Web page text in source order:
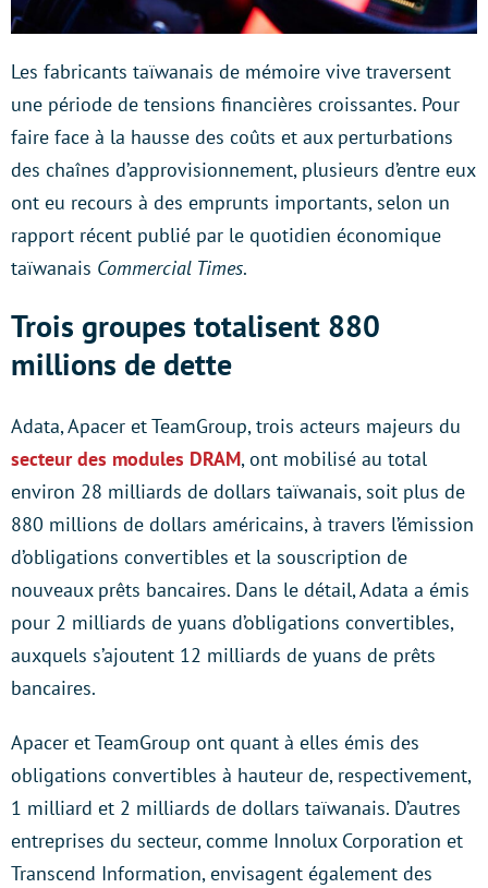
Les fabricants taïwanais de mémoire vive traversent
une période de tensions financières croissantes. Pour
faire face à la hausse des coûts et aux perturbations
des chaînes d’approvisionnement, plusieurs d’entre eux
ont eu recours à des emprunts importants, selon un
rapport récent publié par le quotidien économique
taïwanais Commercial Times.
Trois groupes totalisent 880
millions de dette
Adata, Apacer et TeamGroup, trois acteurs majeurs du
secteur des modules DRAM, ont mobilisé au total
environ 28 milliards de dollars taïwanais, soit plus de
880 millions de dollars américains, à travers l’émission
d’obligations convertibles et la souscription de
nouveaux prêts bancaires. Dans le détail, Adata a émis
pour 2 milliards de yuans d’obligations convertibles,
auxquels s’ajoutent 12 milliards de yuans de prêts
bancaires.
Apacer et TeamGroup ont quant à elles émis des
obligations convertibles à hauteur de, respectivement,
1 milliard et 2 milliards de dollars taïwanais. D’autres
entreprises du secteur, comme Innolux Corporation et
Transcend Information, envisagent également des